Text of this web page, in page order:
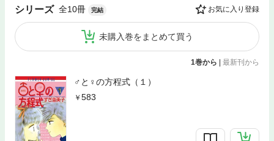
シリーズ 全10冊 完結 お気に入り登録
未購入巻をまとめて買う
1巻から 最新刊から
♂と♀の方程式（１）
583